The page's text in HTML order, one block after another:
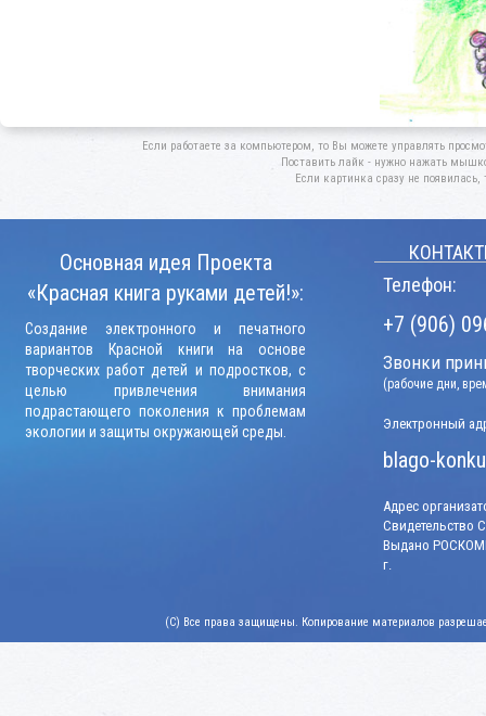
Если работаете за компьютером, то Вы можете управлять
Поставить лайк - нужно нажать
Если картинка сразу не появилась,
Основная идея Проекта
«Красная книга руками детей!»:
Создание электронного и печатного
вариантов Красной книги на основе
творческих работ детей и подростков, с
целью привлечения внимания
подрастающего поколения к проблемам
экологии и защиты окружающей среды.
Телефон:
+7 (906)
Звонки
(рабочие дни,
Электронный
blago-
Адрес
Свидетельство
Выдано
г.
(C) Все права защищены. Копирование материалов